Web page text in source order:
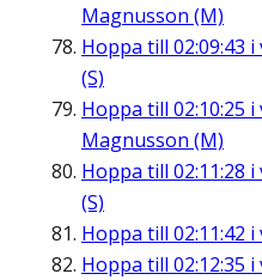
Magnusson (M)
Hoppa till 02:09:43 i
(S)
Hoppa till 02:10:25 i
Magnusson (M)
Hoppa till 02:11:28 i
(S)
Hoppa till 02:11:42 i
Hoppa till 02:12:35 i